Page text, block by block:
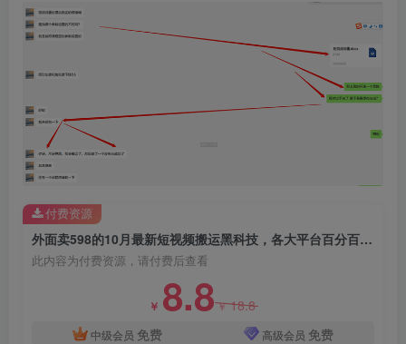
外面卖598的10月最新短视频搬运黑科技，各大平台百分百过原创 靠搬运月入1w
此内容为付费资源，请付费后查看
￥ 8.8￥18.8
中级会员 免费 高级会员 免费
付费资源